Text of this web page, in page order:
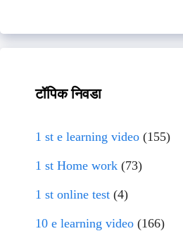
टॉपिक निवडा
1 st e learning video (155)
1 st Home work (73)
1 st online test (4)
10 e learning video (166)